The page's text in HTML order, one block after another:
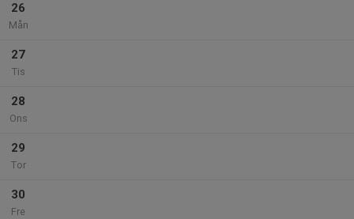
26
Mån
27
Tis
28
Ons
29
Tor
30
Fre